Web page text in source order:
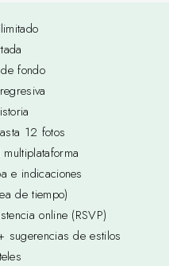
fondo
12 fotos
e indicaciones
de tiempo)
online (RSVP)
sugerencias de estilos